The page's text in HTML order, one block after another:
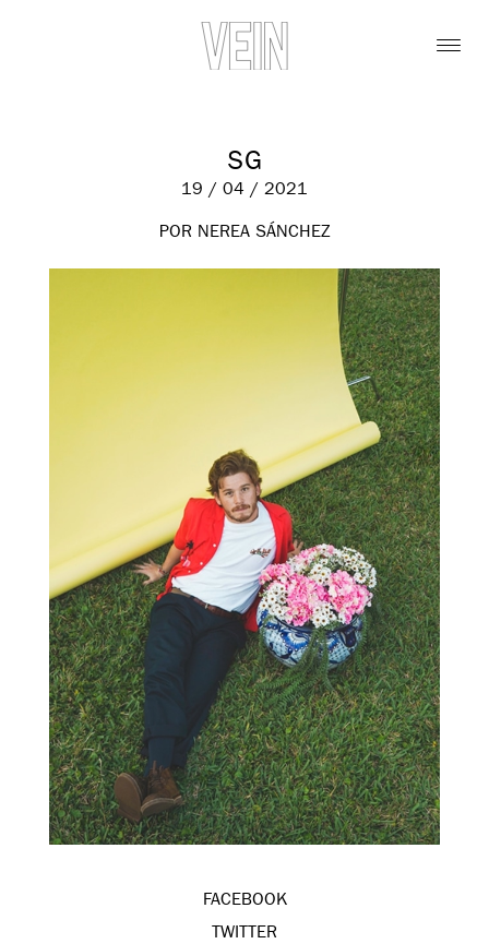
SG
19 / 04 / 2021
POR NEREA SÁNCHEZ
FACEBOOK
TWITTER